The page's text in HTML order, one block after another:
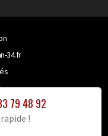
79 48 92
!
34.fr
technologie